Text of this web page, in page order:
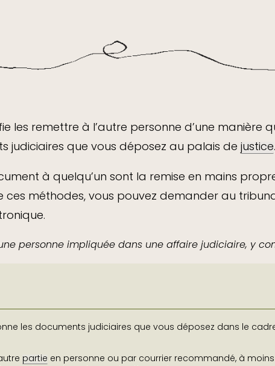
les remettre à l’autre personne d’une manière
judiciaires que vous déposez au palais de justice.
à quelqu’un sont la remise en mains
ces méthodes, vous pouvez demander au
personne impliquée dans une affaire judiciaire, y
les documents judiciaires que vous déposez dans le
partie en personne ou par courrier recommandé, à